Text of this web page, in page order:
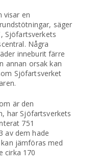
visar en
säger
Sjöfartsverkets
Några
inneburit färre
annan orsak kan
Sjöfartsverket
är den
har Sjöfartsverkets
751
av dem hade
jämföras med
cirka 170